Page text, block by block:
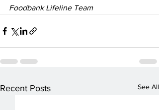
Foodbank Lifeline Team
Recent Posts See All